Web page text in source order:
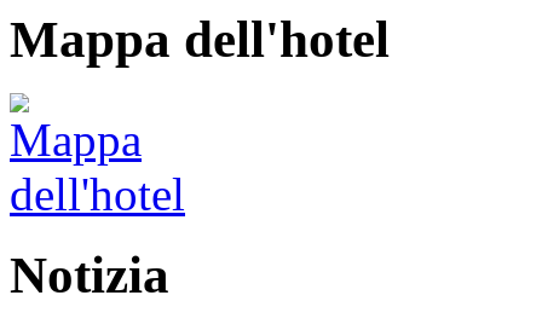
Mappa dell'hotel
Notizia